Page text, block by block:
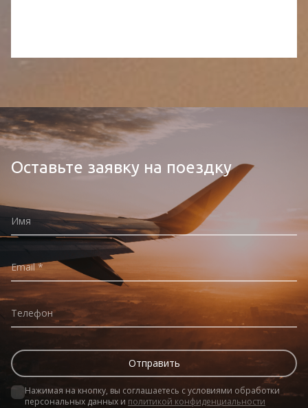
Оставьте заявку на поездку
Имя
Email
Телефон
Нажимая на кнопку, вы соглашаетесь с условиями обработки
персональных данных и политикой конфиденциальности